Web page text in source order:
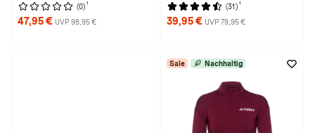
(0) 1
47,95 € UVP 98,95 €
(31) 1
39,95 € UVP 79,95 €
Sale Nachhaltig